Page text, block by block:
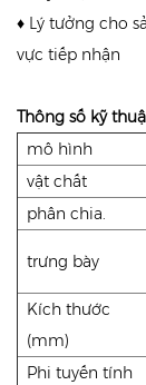
♦ Lý tưởng cho
vực tiếp nhận
Thông số kỹ
mô hình
vật chất
phân chia.
trưng bày
Kích thước
(mm)
Phi tuyến tính